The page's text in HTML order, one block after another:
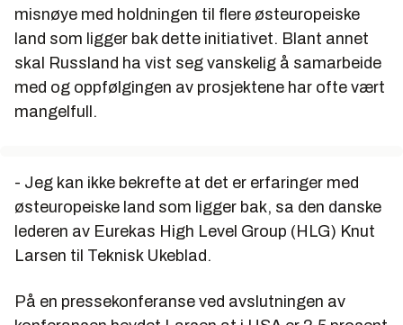
misnøye med holdningen til flere østeuropeiske
land som ligger bak dette initiativet. Blant annet
skal Russland ha vist seg vanskelig å samarbeide
med og oppfølgingen av prosjektene har ofte vært
mangelfull.
- Jeg kan ikke bekrefte at det er erfaringer med
østeuropeiske land som ligger bak, sa den danske
lederen av Eurekas High Level Group (HLG) Knut
Larsen til Teknisk Ukeblad.
På en pressekonferanse ved avslutningen av